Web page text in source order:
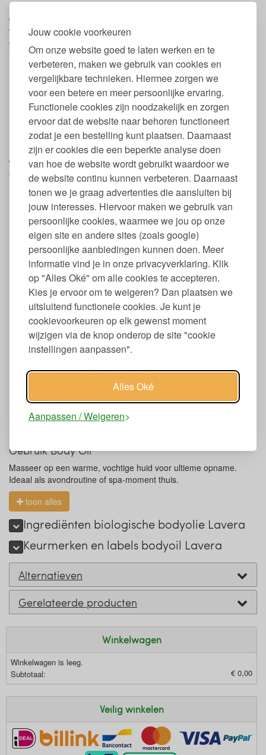
Jouw cookie voorkeuren
Om onze website goed te laten werken en te
verbeteren, maken we gebruik van cookies en
vergelijkbare technieken. Hiermee zorgen we
voor een betere en meer persoonlijke ervaring.
Functionele cookies zijn noodzakelijk en zorgen
ervoor dat de website naar behoren functioneert
zodat je een bestelling kunt plaatsen. Daarnaast
zijn er cookies die een beperkte analyse doen
van hoe de website wordt gebruikt waardoor we
de website continu kunnen verbeteren. Daarnaast
tonen we je graag advertenties die aansluiten bij
jouw interesses. Hiervoor maken we gebruik van
persoonlijke cookies, waarmee we jou op onze
eigen site en andere sites (zoals google)
persoonlijke aanbiedingen kunnen doen. Meer
informatie vind je in onze privacyverklaring. Klik
op "Alles Oké" om alle cookies te accepteren.
Kies je ervoor om te weigeren? Dan plaatsen we
uitsluitend functionele cookies. Je kunt je
cookievoorkeuren op elk gewenst moment
wijzigen via de knop onderop de site "cookie
instellingen aanpassen".
Alles Oké
Aanpassen / Weigeren
Een plantaardige powerblend voor een gladde, elastische en
gehydrateerde huid. Met bakuchiol (de zachte, natuurlijke variant
van retinol), plantaardige squalane, sheaboter en inca-olie voor
een gezonde glow en verbeterde huidtextuur. Ideaal voor
huidversteviging en een egalere teint.
Verbetert elasticiteit en ondersteunt collageenproductie
Bakuchiol: huidvernieuwing zonder irritatie
Beschermt tegen vochtverlies
Lichte textuur, snel opgenomen
Indulgent
Een zachte, bloemige geur en een intens voedende werking:
deze olie is pure ontspanning in een flesje. Met biologische
amandelolie en magnolia-extract kalmeert deze olie je huid én je
hoofd.
Verzacht en hydrateert intensief
Ondersteunt huidregeneratie
Ontspannende geurervaring
Rijke olie die toch snel intrekt
Eigenschappen biologische Body Oil
Lavera
Inhoud: 100 ml.
Biologische gecertificeerd
Vrij van microplastics, siliconen en kunstmatige geur- of
kleurstoffen.
Fles en dop zijn gemaakt van 100% gerecycled materiaal
Zorgt voor een gladde, elastische en gehydrateerde huid
Verzacht en hydrateert intensief
Dierproefvrij
Natrue gecertificeerd
Gebruik Body Oil
Masseer op een warme, vochtige huid voor ultieme opname.
Ideaal als avondroutine of spa-moment thuis.
toon alles
Ingrediënten biologische bodyolie Lavera
Keurmerken en labels bodyoil Lavera
Alternatieven
Gerelateerde producten
Winkelwagen
Winkelwagen is leeg.
Subtotaal:
€ 0,00
Veilig winkelen